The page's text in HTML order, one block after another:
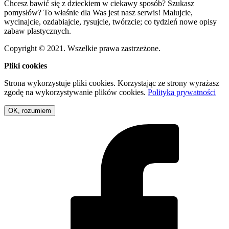
Chcesz bawić się z dzieckiem w ciekawy sposób? Szukasz
pomysłów? To właśnie dla Was jest nasz serwis! Malujcie,
wycinajcie, ozdabiajcie, rysujcie, twórzcie; co tydzień nowe opisy
zabaw plastycznych.
Copyright © 2021. Wszelkie prawa zastrzeżone.
Pliki cookies
Strona wykorzystuje pliki cookies. Korzystając ze strony wyrażasz
zgodę na wykorzystywanie plików cookies. Polityka prywatności
OK, rozumiem